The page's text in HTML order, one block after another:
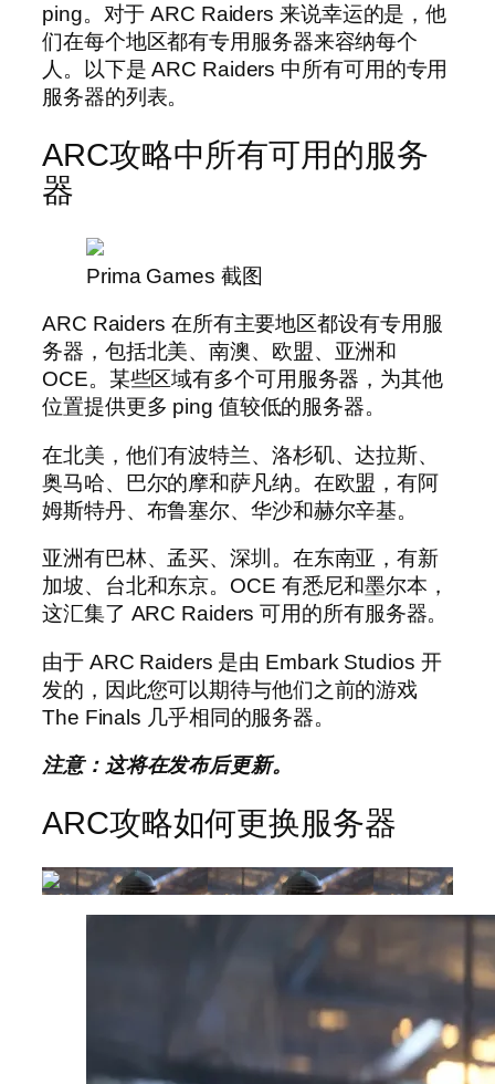
ping。对于 ARC Raiders 来说幸运的是，他
们在每个地区都有专用服务器来容纳每个
人。以下是 ARC Raiders 中所有可用的专用
服务器的列表。
ARC攻略中所有可用的服务
器
Prima Games 截图
ARC Raiders 在所有主要地区都设有专用服
务器，包括北美、南澳、欧盟、亚洲和
OCE。某些区域有多个可用服务器，为其他
位置提供更多 ping 值较低的服务器。
在北美，他们有波特兰、洛杉矶、达拉斯、
奥马哈、巴尔的摩和萨凡纳。在欧盟，有阿
姆斯特丹、布鲁塞尔、华沙和赫尔辛基。
亚洲有巴林、孟买、深圳。在东南亚，有新
加坡、台北和东京。OCE 有悉尼和墨尔本，
这汇集了 ARC Raiders 可用的所有服务器。
由于 ARC Raiders 是由 Embark Studios 开
发的，因此您可以期待与他们之前的游戏
The Finals 几乎相同的服务器。
注意：这将在发布后更新。
ARC攻略如何更换服务器